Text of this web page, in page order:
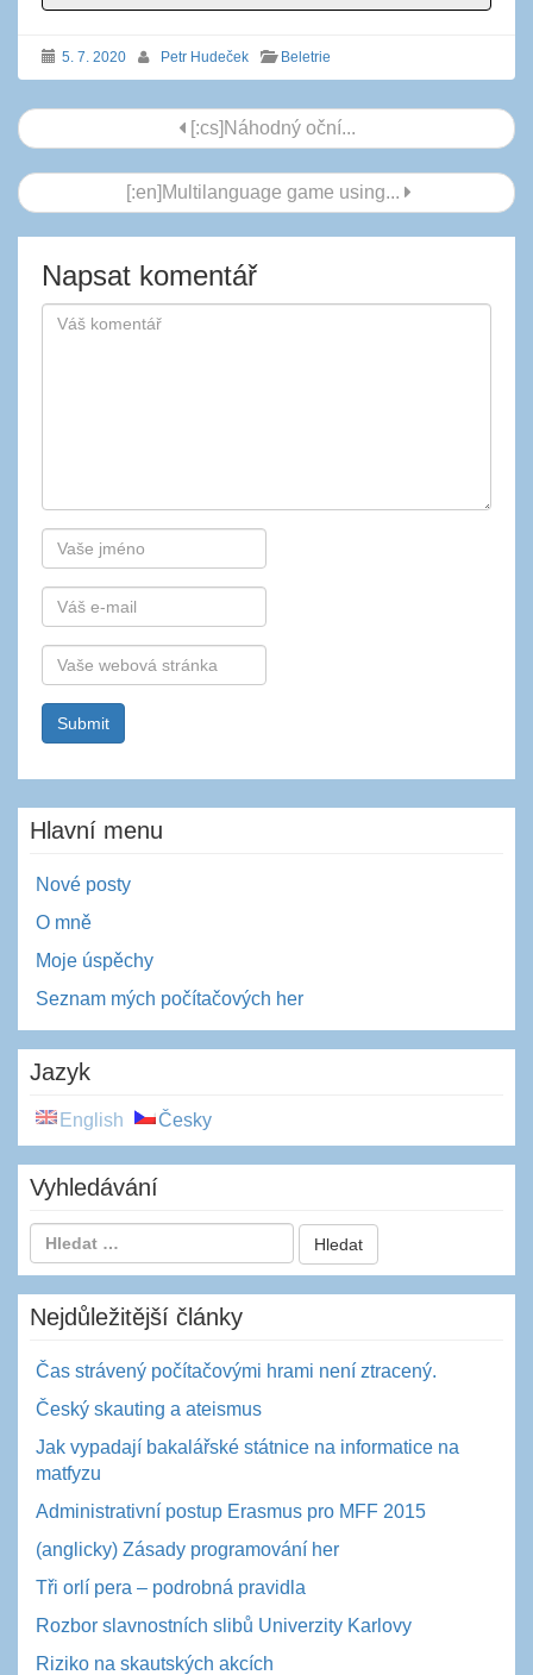
5. 7. 2020 Petr Hudeček Beletrie
Navigace
příspěvku
[:cs]Náhodný oční...
[:en]Multilanguage game using...
Napsat komentář
Autor
E-
mail
Webová
stránka
Hlavní menu
Nové posty
O mně
Moje úspěchy
Seznam mých počítačových her
Jazyk
English Česky
Vyhledávání
Nejdůležitější články
Čas strávený počítačovými hrami není ztracený.
Český skauting a ateismus
Jak vypadají bakalářské státnice na informatice na
matfyzu
Administrativní postup Erasmus pro MFF 2015
(anglicky) Zásady programování her
Tři orlí pera – podrobná pravidla
Rozbor slavnostních slibů Univerzity Karlovy
Riziko na skautských akcích